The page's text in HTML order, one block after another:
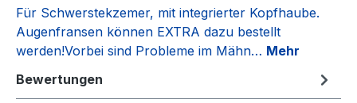
Für Schwerstekzemer, mit integrierter Kopfhaube.
Augenfransen können EXTRA dazu bestellt
werden!Vorbei sind Probleme im Mähn… Mehr
Bewertungen